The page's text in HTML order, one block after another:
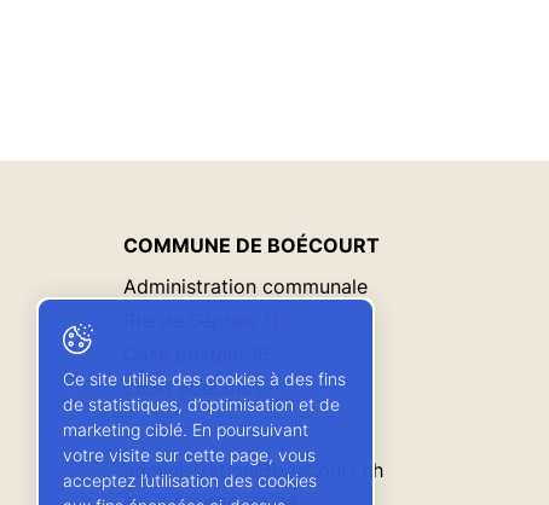
COMMUNE DE BOÉCOURT
Administration communale
2856 Boécourt
administration@boecourt.ch
Ce site utilise des cookies à des fins
de statistiques, d’optimisation et de
marketing ciblé. En poursuivant
votre visite sur cette page, vous
acceptez l’utilisation des cookies